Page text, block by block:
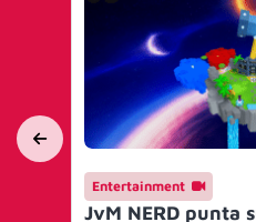
Entertainment
JvM NERD punta